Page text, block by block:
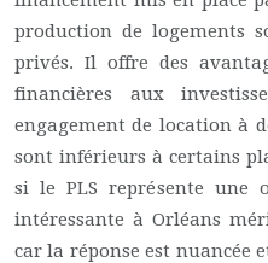
production de logements
privés. Il offre des
financières aux
engagement de location à
sont inférieurs à certains
si le PLS représente une
intéressante à Orléans
car la réponse est nuancée